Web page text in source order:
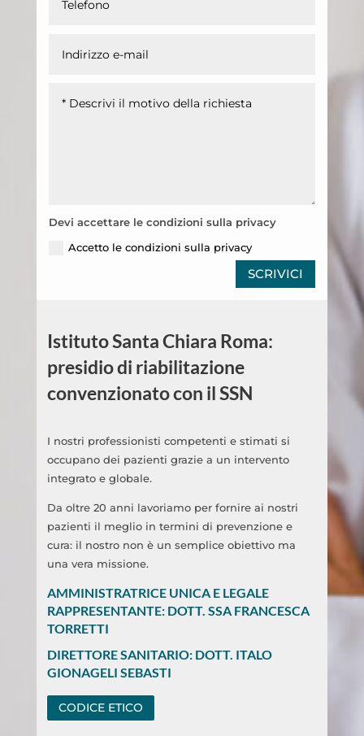
Devi accettare le condizioni sulla privacy
Accetto le condizioni sulla privacy
SCRIVICI
Istituto Santa Chiara Roma:
presidio di riabilitazione
convenzionato con il SSN
I nostri professionisti competenti e stimati si
occupano dei pazienti grazie a un intervento
integrato e globale.
Da oltre 20 anni lavoriamo per fornire ai nostri
pazienti il meglio in termini di prevenzione e
cura: il nostro non è un semplice obiettivo ma
una vera missione.
AMMINISTRATRICE UNICA E LEGALE
RAPPRESENTANTE: DOTT. SSA FRANCESCA
TORRETTI
DIRETTORE SANITARIO: DOTT. ITALO
GIONAGELI SEBASTI
CODICE ETICO